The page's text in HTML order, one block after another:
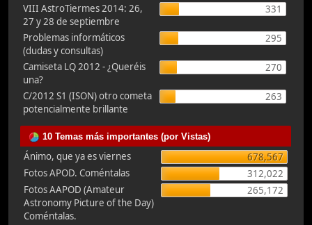
VIII AstroTiermes 2014: 26,
27 y 28 de septiembre
331
Problemas informáticos
(dudas y consultas)
295
Camiseta LQ 2012 - ¿Queréis
una?
270
C/2012 S1 (ISON) otro cometa
potencialmente brillante
263
10 Temas más importantes (por Vistas)
Ánimo, que ya es viernes
678,567
Fotos APOD. Coméntalas
312,022
Fotos AAPOD (Amateur
Astronomy Picture of the Day)
Coméntalas.
265,172